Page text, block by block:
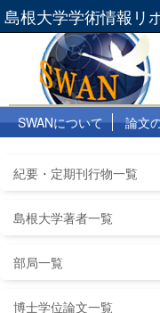
島根大学学術情報リ
SWANについて 論文
紀要・定期刊行物一覧
島根大学著者一覧
部局一覧
博士学位論文一覧